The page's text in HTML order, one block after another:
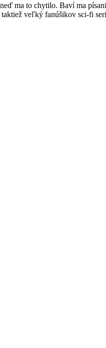
ma to chytilo. Baví ma
veľký fanúšikov sci-fi